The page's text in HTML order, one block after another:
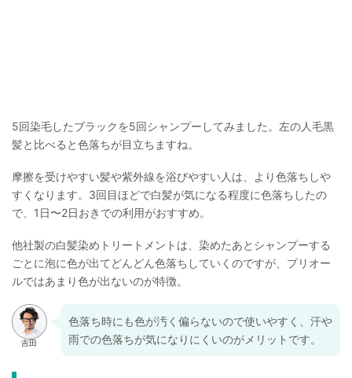
5回染毛したブラックを5回シャンプーしてみました。左の人毛黒
髪と比べると色落ちが目立ちますね。
摩擦を受けやすい髪や紫外線を浴びやすい人は、より色落ちしや
すくなります。3回目ほどで白髪が気になる程度に色落ちしたの
で、1日〜2日おきでの利用がおすすめ。
他社製の白髪染めトリートメントは、染めたあとシャンプーする
ごとに泡に色が出てどんどん色落ちしていくのですが、プリオー
ルではあまり色が出ないのが特徴。
色落ち時にも色が汚く偏らないので使いやすく、汗や
雨での色落ちが気になりにくいのがメリットです。